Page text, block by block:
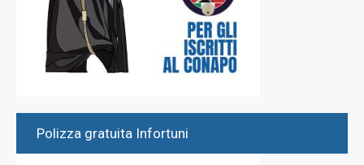
Polizza gratuita Infortuni